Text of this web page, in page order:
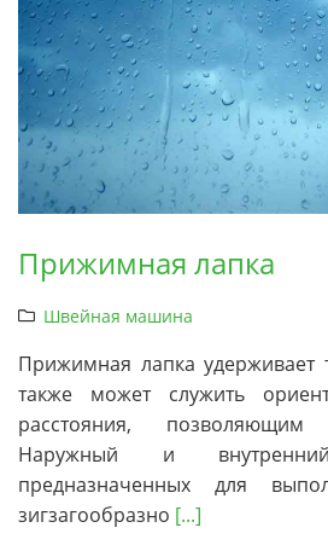
Прижимная лапка
Швейная машина
Прижимная лапка удерживает
также может служить
расстояния,
Наружный и
предназначенных для
зигзагообразно [...]